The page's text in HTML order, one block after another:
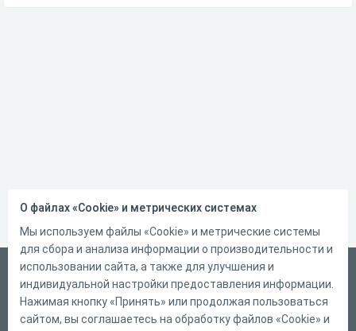
Русский
Справка
Форма обратной связи
О файлах «Cookie» и метрических системах
Мы используем файлы «Cookie» и метрические системы
для сбора и анализа информации о производительности и
использовании сайта, а также для улучшения и
индивидуальной настройки предоставления информации.
Нажимая кнопку «Принять» или продолжая пользоваться
сайтом, вы соглашаетесь на обработку файлов «Cookie» и